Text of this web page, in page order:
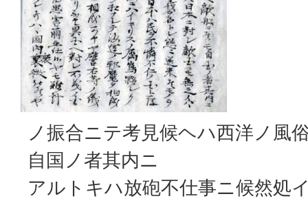
ノ振合ニテ考見候ヘハ西洋ノ風
自国ノ者其内ニ
アルトキハ放砲不仕事ニ候然処